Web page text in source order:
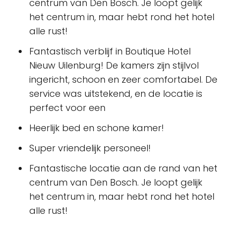
centrum van Den Bosch. Je loopt gelijk
het centrum in, maar hebt rond het hotel
alle rust!
Fantastisch verblijf in Boutique Hotel
Nieuw Uilenburg! De kamers zijn stijlvol
ingericht, schoon en zeer comfortabel. De
service was uitstekend, en de locatie is
perfect voor een
Heerlijk bed en schone kamer!
Super vriendelijk personeel!
Fantastische locatie aan de rand van het
centrum van Den Bosch. Je loopt gelijk
het centrum in, maar hebt rond het hotel
alle rust!